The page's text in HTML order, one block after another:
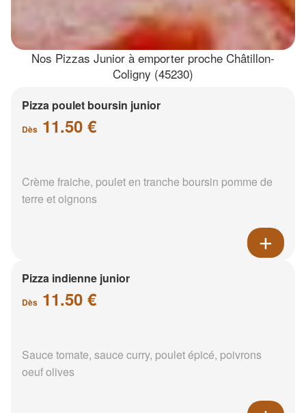
Nos Pizzas Junior à emporter proche Châtillon-
Coligny (45230)
Pizza poulet boursin junior
Dès 11.50 €
Crème fraiche, poulet en tranche boursin pomme de
terre et oignons
Pizza indienne junior
Dès 11.50 €
Sauce tomate, sauce curry, poulet épicé, poivrons
oeuf olives